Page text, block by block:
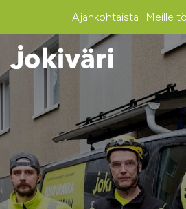
Ajankohtaista Meille